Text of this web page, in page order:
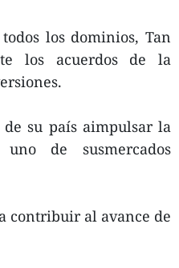
los dominios, Tan
los acuerdos de la
su país aimpulsar la
de susmercados
contribuir al avance de